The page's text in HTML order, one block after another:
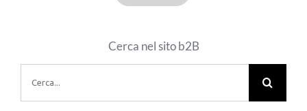
Cerca nel sito b2B
per: